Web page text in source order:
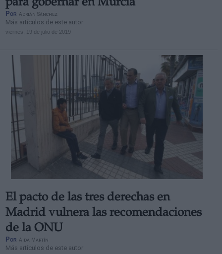
para gobernar en Murcia
Por Adrián Sánchez
Más artículos de este autor
viernes, 19 de julio de 2019
El pacto de las tres derechas en
Madrid vulnera las recomendaciones
de la ONU
Por Aida Martín
Más artículos de este autor